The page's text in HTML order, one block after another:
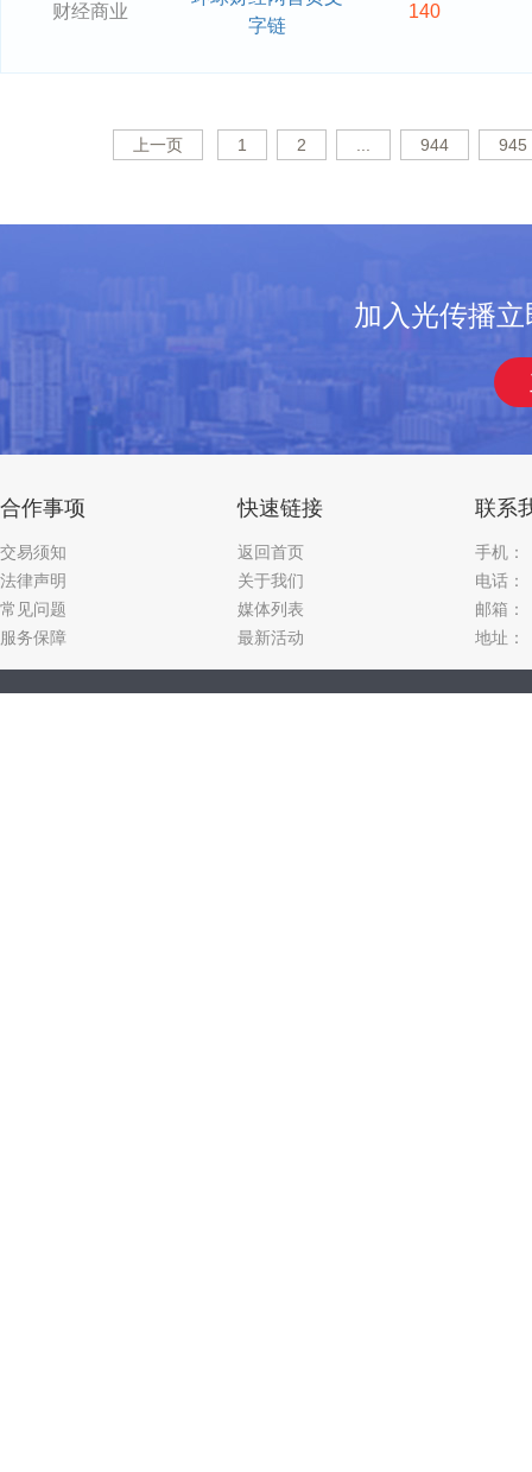
财经商业
字链
140
上一页 1 2 944 945
加入光传播
合作事项
交易须知
法律声明
常见问题
服务保障
快速链接
返回首页
关于我们
媒体列表
最新活动
联系
手机：
电话：
邮箱：
地址：